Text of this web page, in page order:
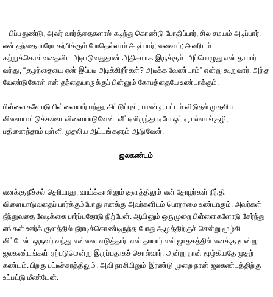
பிப்பதுண்டு; அவர் வார்த்தைகளால் கடிந்து கொண்டு போதிப்பார்; சில சமயம் அடிப்பார்.
என் தந்தையாரோ கற்பிக்கும் போதெல்லாம் அடிப்பார்; வைவார்; அவரிடம்
கற்றுக்கொள்வதைவிட அடிபடுவதுதான் அதிகமாக இருக்கும். அப்பொழுது என் தாயார்
வந்து, “குழந்தையை ஏன் இப்படி அடிக்கிறீர்கள்? அடிக்க வேண்டாம்” என்று கூறுவார். அந்த
வேண்டுகோள் என் தந்தையாருக்குப் பின்னும் கோபத்தையே உண்டாக்கும்.
பிள்ளைகளோடு பிள்ளையார் பந்து, கிட்டுப்புள், பாண்டி, பட்டம் விடுதல் முதலிய
விளையாட்டுக்களை விளையாடுவேன். வீட்டிலிருந்தபடியே ஒட்டி, பல்லாங்குழி,
பதினைந்தாம் புள்ளி முதலிய ஆட்டங்களும் ஆடுவேன்.
ஜலகண்டம்
எனக்கு நீச்சல் தெரியாது. வாய்க்காலிலும் குளத்திலும் என் தோழர்கள் நீந்தி
விளையாடுவதைப் பார்க்கும்போது எனக்கு அவர்களிடம் பொறாமை உண்டாகும். அவர்கள்
நீந்துவதை வேடிக்கை பார்ப்பதோடு நிற்பேன். ஆயினும் ஒருமுறை பிள்ளைகளோடு சேர்ந்து
எங்கள் ஊர்க் குளத்தில் நீராடிக்கொண்டிருந்த போது ஆழத்திற்குச் சென்று மூழ்கி
விட்டேன். ஒருவர் வந்து என்னை எடுத்தார். என் தாயார் என் ஜாதகத்தில் எனக்கு மூன்று
ஜலகண்டங்கள் ஏற்படுமென்று இருப்பதாகச் சொல்வார். அன்று நான் மூழ்கியதே முதற்
கண்டம். பிறகு பட்டீச்சுரத்திலும், அவி நாசியிலும் இரண்டு முறை நான் ஜலகண்டத்திற்கு
உட்பட்டு மீண்டேன்.